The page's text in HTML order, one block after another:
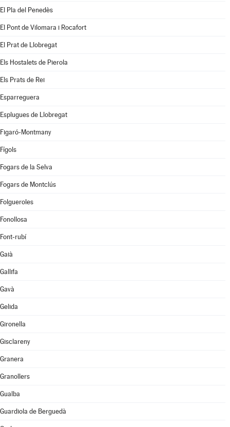
El Pla del Penedès
El Pont de Vilomara i Rocafort
El Prat de Llobregat
Els Hostalets de Pierola
Els Prats de Rei
Esparreguera
Esplugues de Llobregat
Figaró-Montmany
Fígols
Fogars de la Selva
Fogars de Montclús
Folgueroles
Fonollosa
Font-rubí
Gaià
Gallifa
Gavà
Gelida
Gironella
Gisclareny
Granera
Granollers
Gualba
Guardiola de Berguedà